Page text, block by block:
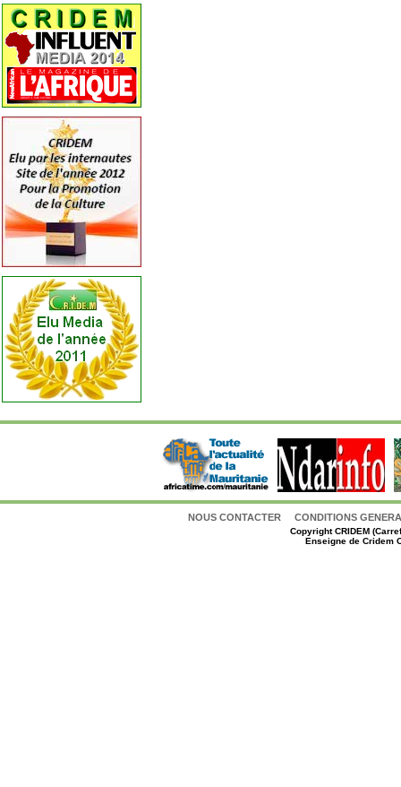
NOUS CONTACTER CONDITIONS
CopyrightCRIDEM
Enseigne de Cridem